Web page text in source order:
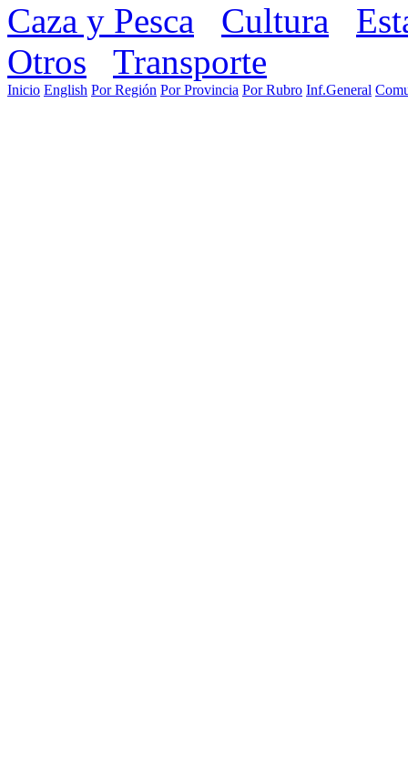
Caza y Pesca
Cultura
Otros
Transporte
Inicio English Por Región Por Provincia Por Rubro Inf.General